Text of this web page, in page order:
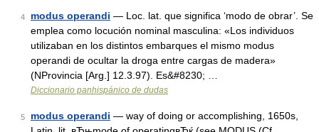
4 modus operandi — Loc. lat. que significa ‘modo de obrar’. Se
emplea como locución nominal masculina: «Los individuos
utilizaban en los distintos embarques el mismo modus
operandi de ocultar la droga entre cargas de madera»
(NProvincia [Arg.] 12.3.97). Es&#8230; …
Diccionario panhispánico de dudas
5 modus operandi — way of doing or accomplishing, 1650s,